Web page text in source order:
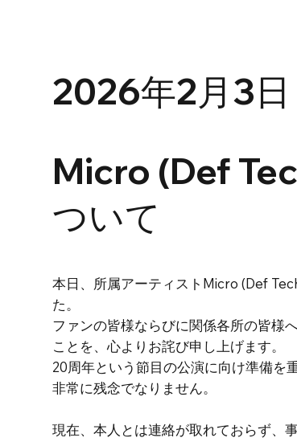
本日、所属アーティストMicro (Def
た。
ファンの皆様ならびに関係各所の皆様
ことを、心よりお詫び申し上げます。
20周年という節目の公演に向け準備を
非常に残念でなりません。
現在、本人とは連絡が取れておらず、
Micro (Def
ついて
2026年2月3日